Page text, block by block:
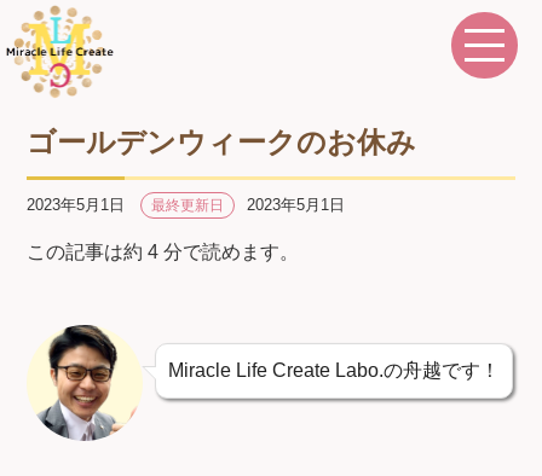
ゴールデンウィークのお休み
2023年5月1日 最終更新日 2023年5月1日
この記事は約 4 分で読めます。
Miracle Life Create Labo.の舟越です！